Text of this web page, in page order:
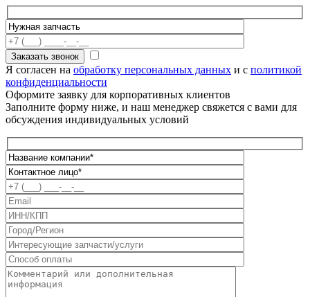
Я согласен на обработку персональных данных и с политикой
конфиденциальности
Оформите заявку для корпоративных клиентов
Заполните форму ниже, и наш менеджер свяжется с вами для
обсуждения индивидуальных условий